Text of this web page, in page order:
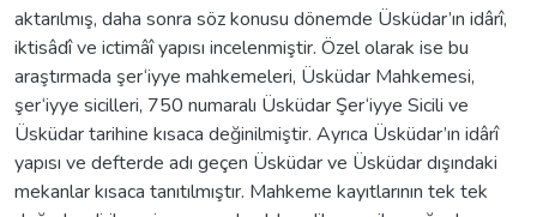
aktarılmış, daha sonra söz konusu dönemde Üsküdar’ın idârî,
iktisâdî ve ictimâî yapısı incelenmiştir. Özel olarak ise bu
araştırmada şer‘iyye mahkemeleri, Üsküdar Mahkemesi,
şer‘iyye sicilleri, 750 numaralı Üsküdar Şer‘iyye Sicili ve
Üsküdar tarihine kısaca değinilmiştir. Ayrıca Üsküdar’ın idârî
yapısı ve defterde adı geçen Üsküdar ve Üsküdar dışındaki
mekanlar kısaca tanıtılmıştır. Mahkeme kayıtlarının tek tek